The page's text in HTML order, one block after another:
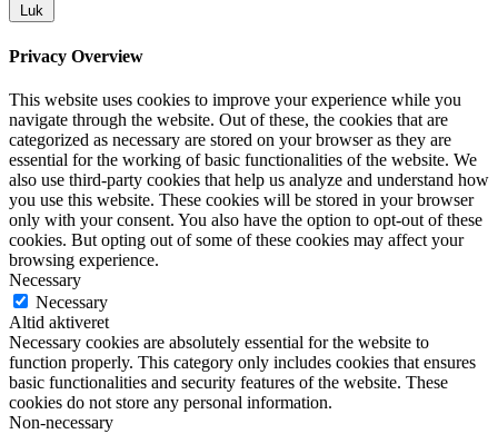
Luk
Privacy Overview
This website uses cookies to improve your experience while you
navigate through the website. Out of these, the cookies that are
categorized as necessary are stored on your browser as they are
essential for the working of basic functionalities of the website. We
also use third-party cookies that help us analyze and understand how
you use this website. These cookies will be stored in your browser
only with your consent. You also have the option to opt-out of these
cookies. But opting out of some of these cookies may affect your
browsing experience.
Necessary
Necessary
Altid aktiveret
Necessary cookies are absolutely essential for the website to
function properly. This category only includes cookies that ensures
basic functionalities and security features of the website. These
cookies do not store any personal information.
Non-necessary